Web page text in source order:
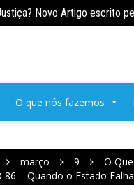
Novo Artigo escrito
Quando o Estado Falha: o
O que nós fazemos
março 9 O
86 – Quando o Estado